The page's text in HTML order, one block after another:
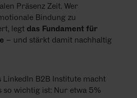
Präsenz Zeit. Wer
Bindung zu
legt das Fundament für
– und stärkt damit nachhaltig
LinkedIn B2B Institute macht
so wichtig ist: Nur etwa 5%